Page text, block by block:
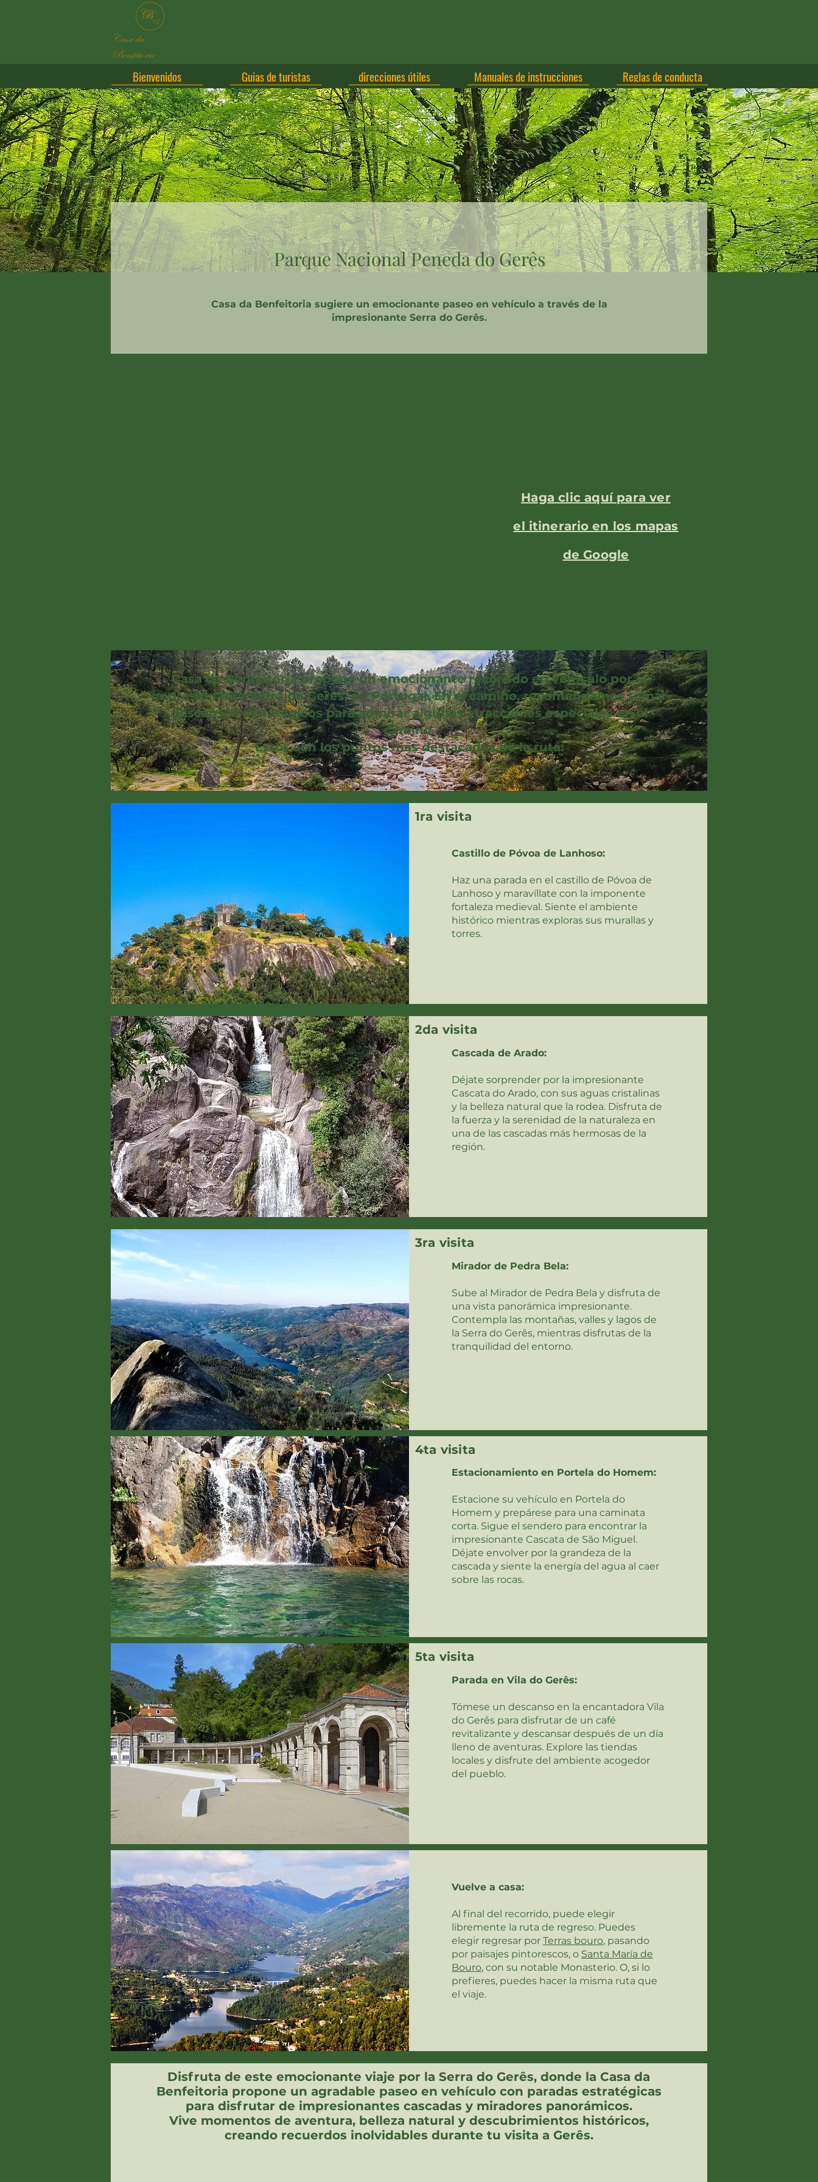
Casa da
Benfeitoria
Bienvenidos Guias de turistas direcciones útiles Manuales de instrucciones Reglas de conducta
Parque Nacional Peneda do Gerês
Casa da Benfeitoria sugiere un emocionante paseo en vehículo a través de la
impresionante Serra do Gerês.
Haga clic aquí para ver
el itinerario en los mapas
de Google
Casa da Benfeitoria propone un emocionante recorrido en vehículo por la
impresionante Serra do Gerês, en Portugal. En el camino, recomendamos tomar
descansos estratégicos para admirar algunas atracciones especiales en el
camino.
Estos son los puntos más destacados de la ruta:
1ra visita
Castillo de Póvoa de Lanhoso:
Haz una parada en el castillo de Póvoa de
Lanhoso y maravíllate con la imponente
fortaleza medieval. Siente el ambiente
histórico mientras exploras sus murallas y
torres.
2da visita
Cascada de Arado:
Déjate sorprender por la impresionante
Cascata do Arado, con sus aguas cristalinas
y la belleza natural que la rodea. Disfruta de
la fuerza y la serenidad de la naturaleza en
una de las cascadas más hermosas de la
región.
3ra visita
Mirador de Pedra Bela:
Sube al Mirador de Pedra Bela y disfruta de
una vista panorámica impresionante.
Contempla las montañas, valles y lagos de
la Serra do Gerês, mientras disfrutas de la
tranquilidad del entorno.
4ta visita
Estacionamiento en Portela do Homem:
Estacione su vehículo en Portela do
Homem y prepárese para una caminata
corta. Sigue el sendero para encontrar la
impresionante Cascata de São Miguel.
Déjate envolver por la grandeza de la
cascada y siente la energía del agua al caer
sobre las rocas.
5ta visita
Parada en Vila do Gerês:
Tómese un descanso en la encantadora Vila
do Gerês para disfrutar de un café
revitalizante y descansar después de un día
lleno de aventuras. Explore las tiendas
locales y disfrute del ambiente acogedor
del pueblo.
Vuelve a casa:
Al final del recorrido, puede elegir
libremente la ruta de regreso. Puedes
elegir regresar por Terras bouro, pasando
por paisajes pintorescos, o Santa María de
Bouro, con su notable Monasterio. O, si lo
prefieres, puedes hacer la misma ruta que
el viaje.
Disfruta de este emocionante viaje por la Serra do Gerês, donde la Casa da
Benfeitoria propone un agradable paseo en vehículo con paradas estratégicas
para disfrutar de impresionantes cascadas y miradores panorámicos.
Vive momentos de aventura, belleza natural y descubrimientos históricos,
creando recuerdos inolvidables durante tu visita a Gerês.